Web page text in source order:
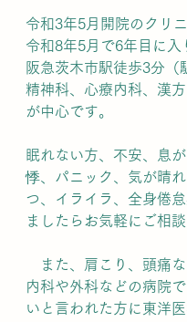
令和3年5月開院のクリニ
令和8年5月で6年目に入
阪急茨木市駅徒歩3分（
精神科、心療内科、漢
が中心です。
眠れない方、不安、息
悸、パニック、気が晴
つ、イライラ、全身倦
ましたらお気軽にご相談
また、肩こり、頭痛な
内科や外科などの病院
いと言われた方に東洋